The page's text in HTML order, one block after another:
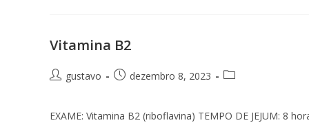
Vitamina B2
gustavo dezembro 8, 2023
EXAME: Vitamina B2 (riboflavina) TEMPO DE JEJUM: 8